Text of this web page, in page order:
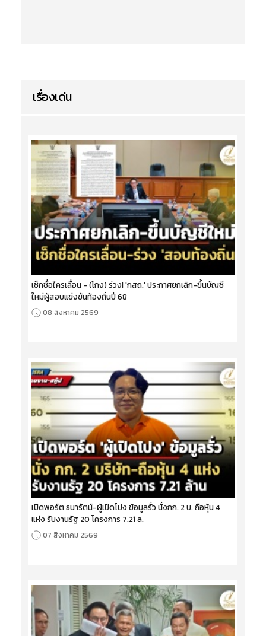
เรื่องเด่น
เช็กชื่อใครเลื่อน - (โกง) ร่วง! 'กสถ.' ประกาศยกเลิก-ขึ้นบัญชี
ใหม่ผู้สอบแข่งขันท้องถิ่นปี 68
08 สิงหาคม 2569
เปิดพอร์ต ธนารัตน์-ผู้เปิดโปง ข้อมูลรั่ว นั่งกก. 2 บ. ถือหุ้น 4
แห่ง รับงานรัฐ 20 โครงการ 7.21 ล.
07 สิงหาคม 2569